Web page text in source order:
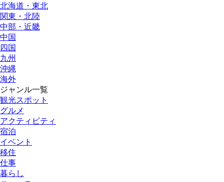
北海道・東北
関東・北陸
中部・近畿
中国
四国
九州
沖縄
海外
ジャンル一覧
観光スポット
グルメ
アクティビティ
宿泊
イベント
移住
仕事
暮らし